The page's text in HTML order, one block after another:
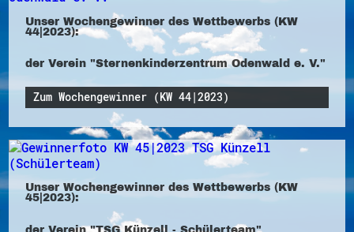
Unser Wochengewinner des Wettbewerbs (KW
44|2023):
der Verein "Sternenkinderzentrum Odenwald e. V."
Zum Wochengewinner (KW 44|2023)
Unser Wochengewinner des Wettbewerbs (KW
45|2023):